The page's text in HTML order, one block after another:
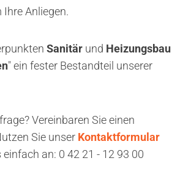
Anliegen.
Sanitär und Heizungsbau
" ein fester Bestandteil unserer
Vereinbaren Sie einen
Sie unser Kontaktformular
an: 0 42 21 - 12 93 00